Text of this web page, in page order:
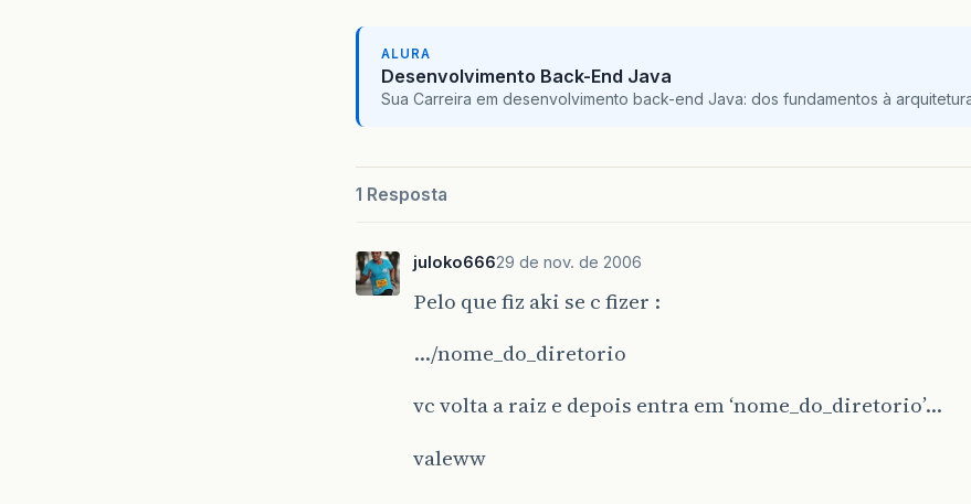
ALURA
Desenvolvimento Back-End Java
Sua Carreira em desenvolvimento back-end Java: dos fundamentos à
1 Resposta
juloko66629 de nov. de 2006
Pelo que fiz aki se c fizer :
…/nome_do_diretorio
vc volta a raiz e depois entra em ‘nome_do_diretorio’…
valeww